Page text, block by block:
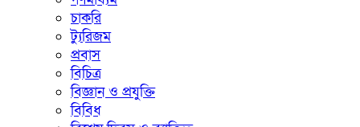
চাকরি
ট্যুরিজম
প্রবাস
বিচিত্র
বিজ্ঞান ও প্রযুক্তি
বিবিধ